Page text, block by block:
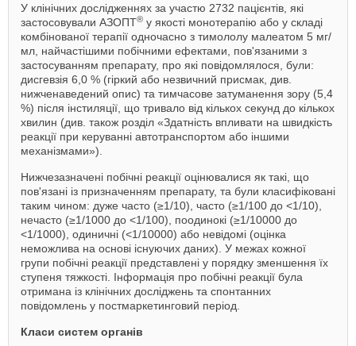
У клінічних дослідженнях за участю 2732 пацієнтів, які
застосовували АЗОПТ® у якості монотерапію або у складі
комбінованої терапії одночасно з тимололу малеатом 5 мг/
мл, найчастішими побічними ефектами, пов'язаними з
застосуванням препарату, про які повідомлялося, були:
дисгевзія 6,0 % (гіркий або незвичний присмак, див.
нижченаведений опис) та тимчасове затуманення зору (5,4
%) після інстиляції, що тривало від кількох секунд до кількох
хвилин (див. також розділ «Здатність впливати на швидкість
реакції при керуванні автотранспортом або іншими
механізмами»).
Нижчезазначені побічні реакції оцінювалися як такі, що
пов'язані із призначенням препарату, та були класифіковані
таким чином: дуже часто (≥1/10), часто (≥1/100 до <1/10),
нечасто (≥1/1000 до <1/100), поодинокі (≥1/10000 до
<1/1000), одиничні (<1/10000) або невідомі (оцінка
неможлива на основі існуючих даних). У межах кожної
групи побічні реакції представлені у порядку зменшення їх
ступеня тяжкості. Інформація про побічні реакції була
отримана із клінічних досліджень та спонтанних
повідомлень у постмаркетинговий період.
Класи систем органів